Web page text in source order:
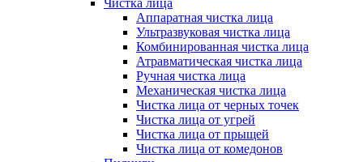
Чистка лица
Аппаратная чистка лица
Ультразвуковая чистка лица
Комбинированная чистка лица
Атравматическая чистка лица
Ручная чистка лица
Механическая чистка лица
Чистка лица от черных точек
Чистка лица от угрей
Чистка лица от прыщей
Чистка лица от комедонов